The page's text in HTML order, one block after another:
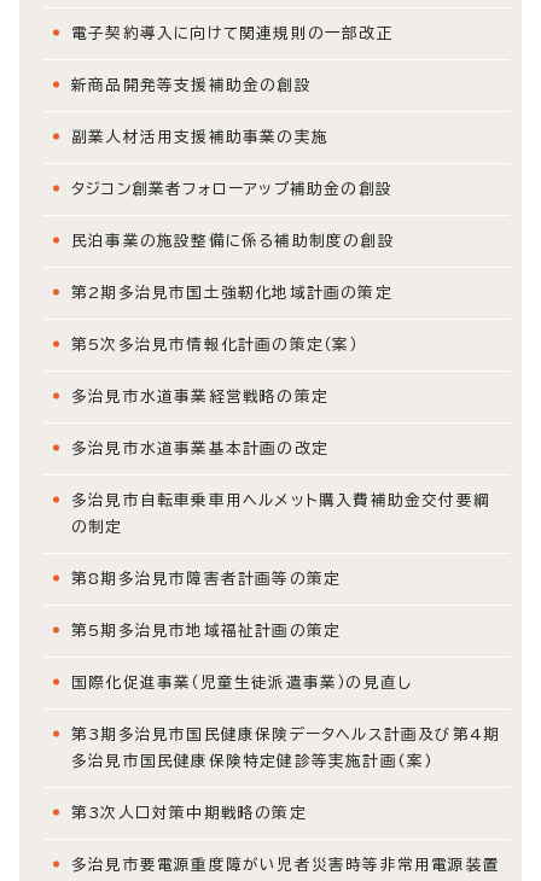
電子契約導入に向けて関連規則の一部改正
新商品開発等支援補助金の創設
副業人材活用支援補助事業の実施
タジコン創業者フォローアップ補助金の創設
民泊事業の施設整備に係る補助制度の創設
第2期多治見市国土強靭化地域計画の策定
第5次多治見市情報化計画の策定（案）
多治見市水道事業経営戦略の策定
多治見市水道事業基本計画の改定
多治見市自転車乗車用ヘルメット購入費補助金交付要綱
の制定
第8期多治見市障害者計画等の策定
第5期多治見市地域福祉計画の策定
国際化促進事業（児童生徒派遣事業）の見直し
第3期多治見市国民健康保険データヘルス計画及び第4期
多治見市国民健康保険特定健診等実施計画(案)
第3次人口対策中期戦略の策定
多治見市要電源重度障がい児者災害時等非常用電源装置